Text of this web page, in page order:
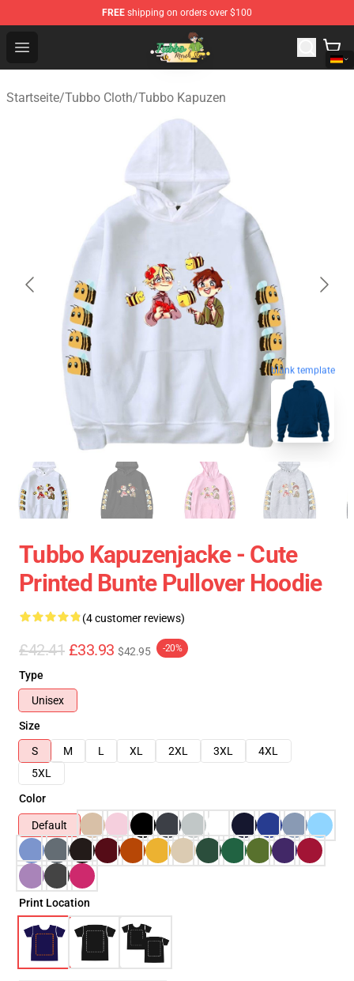
FREE shipping on orders over $100
Open menu
Tubbo Store - Official Tubbo Merchandise Shop
Startseite/Tubbo Cloth/Tubbo Kapuzen
blank template
Tubbo Kapuzenjacke - Cute
Printed Bunte Pullover Hoodie
(4 customer reviews)
£42.41 £33.93 $42.95 -20%
Type
Unisex
Size
S
M L XL 2XL 3XL
4XL
5XL
Color
Default
Print Location